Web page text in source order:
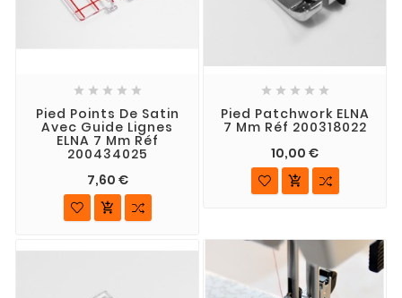
    
Pied Points De Satin
Avec Guide Lignes
ELNA 7 Mm Réf
200434025
7,60 €

    
Pied Patchwork ELNA
7 Mm Réf 200318022
10,00 €
